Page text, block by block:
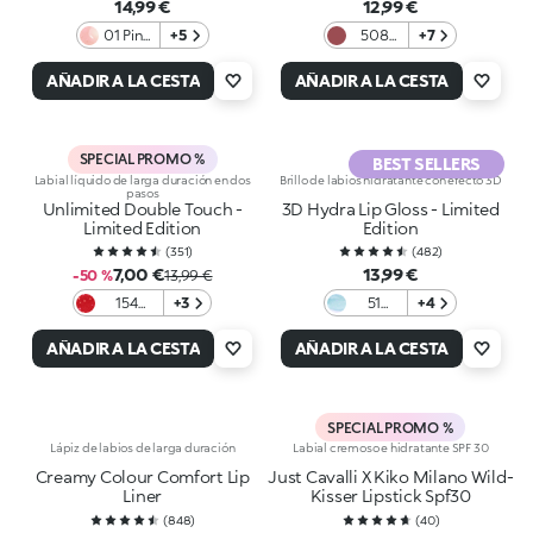
14,99 €
01 Pink
+5
AÑADIR A LA CESTA
12,99 €
508
Mauve
+7
AÑADIR A LA CESTA
SPECIAL PROMO %
Labial líquido de larga duración en dos
pasos
Unlimited Double Touch -
Limited Edition
(351)
-50 %7,00 €13,99 €
154
Game
+3
AÑADIR A LA CESTA
BEST SELLERS
Brillo de labios hidratante con efecto 3D
3D Hydra Lip Gloss - Limited
Edition
(482)
13,99 €
51
Light
Blue
+4
AÑADIR A LA CESTA
Lápiz de labios de larga duración
Creamy Colour Comfort Lip
Liner
(848)
SPECIAL PROMO %
Labial cremoso e hidratante SPF 30
Just Cavalli X Kiko Milano Wild-
Kisser Lipstick Spf30
(40)